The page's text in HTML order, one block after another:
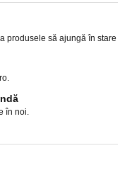
produsele să ajungă în stare
în noi.